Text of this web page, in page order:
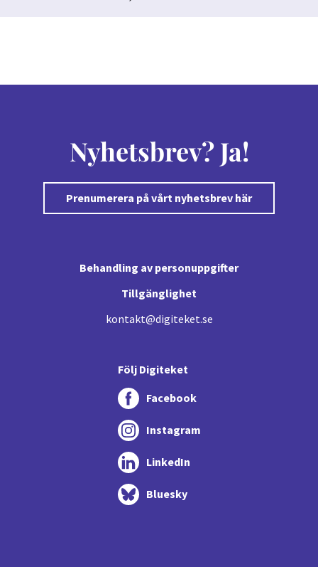
Behandling av personuppgifter
Tillgänglighet
kontakt@digiteket.se
Nyhetsbrev? Ja!
Prenumerera på vårt nyhetsbrev här
Följ Digiteket
Facebook
Instagram
LinkedIn
Bluesky